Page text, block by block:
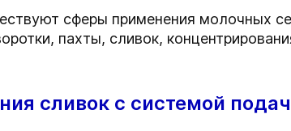
сферы применения молочных
пахты, сливок,
сливок с системой